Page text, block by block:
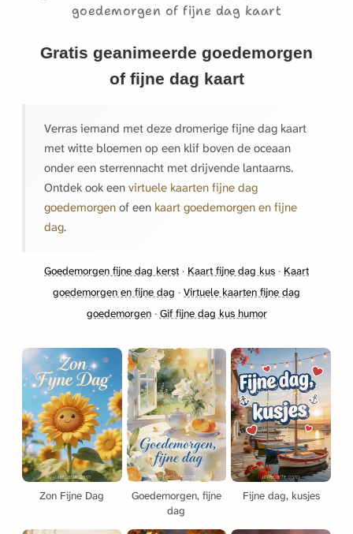
goedemorgen of fijne dag kaart
Gratis geanimeerde goedemorgen
of fijne dag kaart
Verras iemand met deze dromerige fijne dag kaart
met witte bloemen op een klif boven de oceaan
onder een sterrennacht met drijvende lantaarns.
Ontdek ook een virtuele kaarten fijne dag
goedemorgen of een kaart goedemorgen en fijne
dag.
Goedemorgen fijne dag kerst · Kaart fijne dag kus · Kaart
goedemorgen en fijne dag · Virtuele kaarten fijne dag
goedemorgen· Gif fijne dag kus humor
Zon Fijne Dag
Goedemorgen, fijne
dag
Fijne dag, kusjes